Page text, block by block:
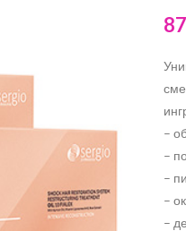
–
–
–
–
–